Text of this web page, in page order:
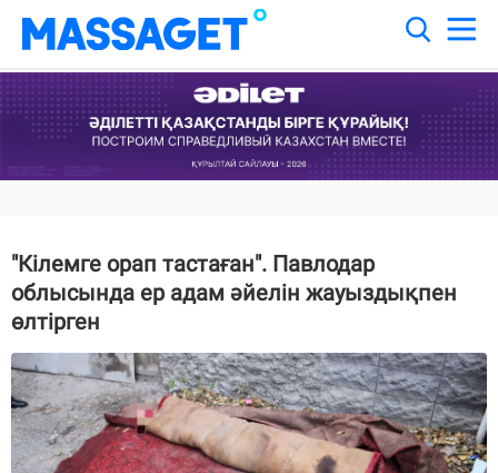
"Кілемге орап тастаған". Павлодар
облысында ер адам әйелін жауыздықпен
өлтірген